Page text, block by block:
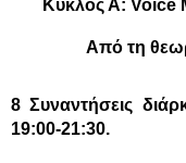
Κύκλος Α: Voice
Από τη
8 Συναντήσεις
19:00-21:30.